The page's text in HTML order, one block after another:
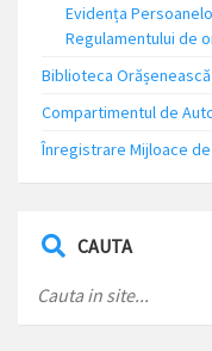
Evidența
Regulamentului de
Biblioteca
Compartimentul de
Înregistrare Mijloace
CAUTA